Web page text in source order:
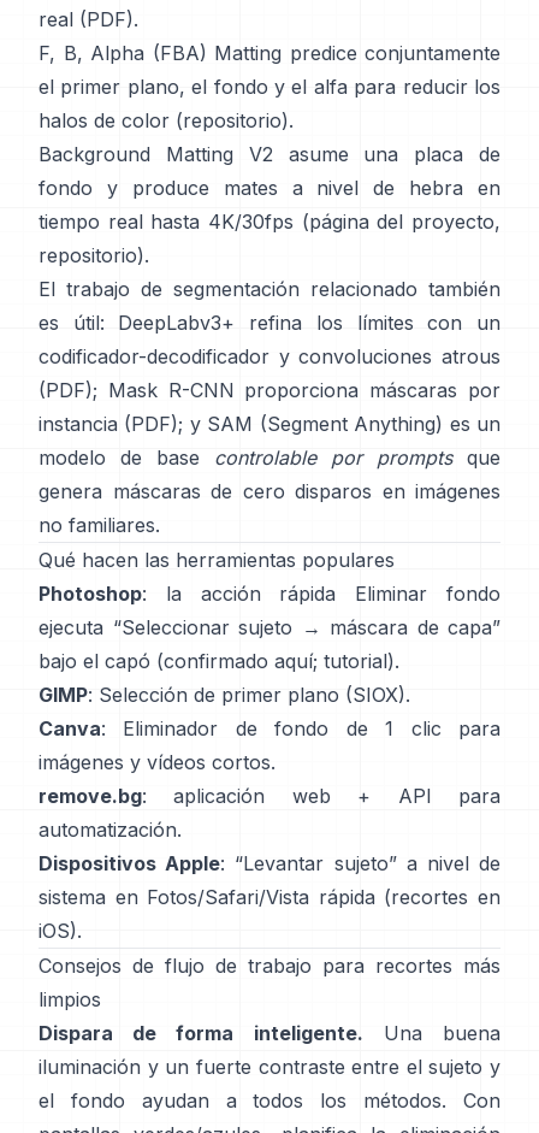
real (PDF).
F, B, Alpha (FBA) Matting predice conjuntamente
el primer plano, el fondo y el alfa para reducir los
halos de color (repositorio).
Background Matting V2 asume una placa de
fondo y produce mates a nivel de hebra en
tiempo real hasta 4K/30fps (página del proyecto,
repositorio).
El trabajo de segmentación relacionado también
es útil:
DeepLabv3+ refina los límites con un
codificador-decodificador y convoluciones atrous
(PDF); Mask R-CNN proporciona máscaras por
instancia (PDF); y SAM (Segment Anything) es un
modelo de base controlable por promptsque
genera máscaras de cero disparos en imágenes
no familiares.
Qué hacen las herramientas populares
Photoshop: la acción rápida Eliminar fondo
ejecuta “Seleccionar sujeto → máscara de capa”
bajo el capó (confirmado aquí; tutorial).
GIMP: Selección de primer plano (SIOX).
Canva: Eliminador de fondo de 1 clic para
imágenes y vídeos cortos.
remove.bg: aplicación web + API para
automatización.
Dispositivos Apple: “Levantar sujeto” a nivel de
sistema en Fotos/Safari/Vista rápida (recortes en
iOS).
Consejos de flujo de trabajo para recortes más
limpios
Dispara de forma inteligente. Una buena
iluminación y un fuerte contraste entre el sujeto y
el fondo ayudan a todos los métodos. Con